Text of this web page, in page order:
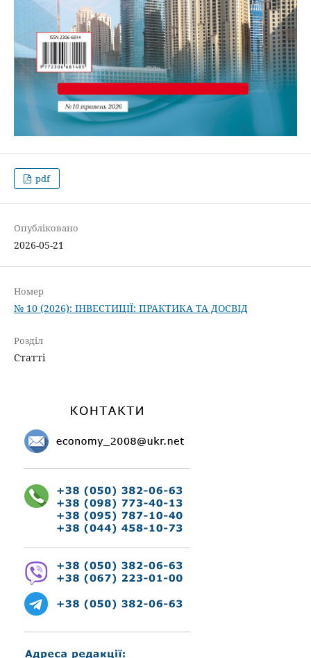
pdf
Опубліковано
2026-05-21
Номер
№ 10 (2026): ІНВЕСТИЦІЇ: ПРАКТИКА ТА ДОСВІД
Розділ
Статті